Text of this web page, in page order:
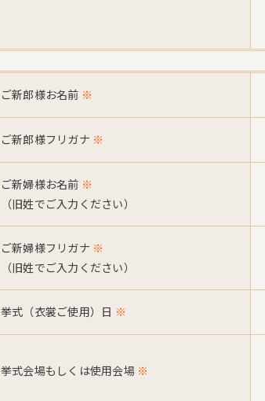
ご新郎様お名前 ※
ご新郎様フリガナ ※
ご新婦様お名前 ※
（旧姓でご入力ください）
ご新婦様フリガナ ※
（旧姓でご入力ください）
挙式（衣裳ご使用）日 ※
挙式会場もしくは使用会場 ※